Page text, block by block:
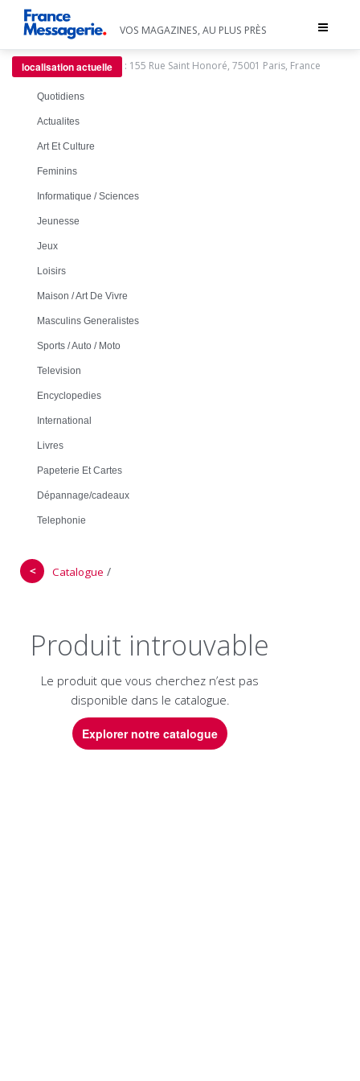
Toggle
VOS MAGAZINES, AU PLUS PRÈS
localisation actuelle : 155 Rue Saint Honoré, 75001 Paris, France
Quotidiens
Actualites
Art Et Culture
Feminins
Informatique / Sciences
Jeunesse
Jeux
Loisirs
Maison / Art De Vivre
Masculins Generalistes
Sports / Auto / Moto
Television
Encyclopedies
International
Livres
Papeterie Et Cartes
Dépannage/cadeaux
Telephonie
＜ Catalogue /
Produit introuvable
Le produit que vous cherchez n’est pas
disponible dans le catalogue.
Explorer notre catalogue